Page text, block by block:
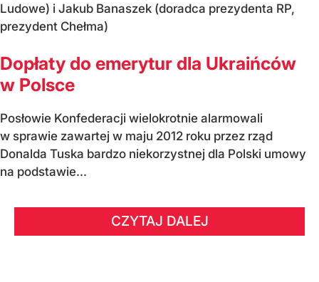
Ludowe) i Jakub Banaszek (doradca prezydenta RP,
prezydent Chełma)
Dopłaty do emerytur dla Ukraińców
w Polsce
Posłowie Konfederacji wielokrotnie alarmowali
w sprawie zawartej w maju 2012 roku przez rząd
Donalda Tuska bardzo niekorzystnej dla Polski umowy
na podstawie...
CZYTAJ DALEJ